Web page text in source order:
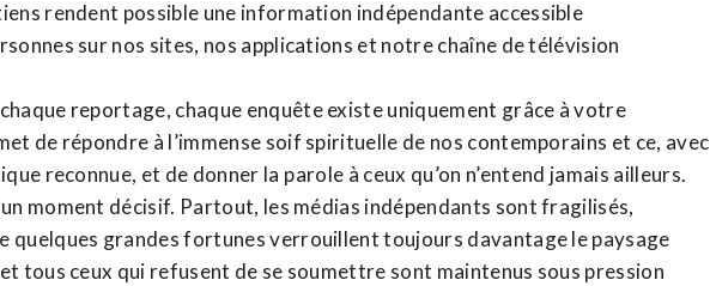
rendent possible une information indépendante accessible
sur nos sites, nos applications et notrechaîne de télévision
reportage, chaque enquête existe uniquement grâce à votre
de répondre à l’immense soif spirituelle de nos contemporains et ce, avec
reconnue, et de donner la parole à ceux qu’on n’entend jamais ailleurs.
moment décisif. Partout, les médias indépendants sont fragilisés,
quelques grandes fortunes verrouillent toujours davantage le paysage
tous ceux qui refusent de se soumettre sont maintenus sous pression